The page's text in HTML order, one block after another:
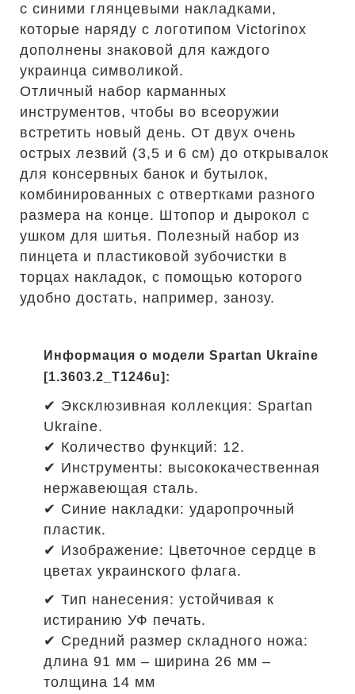
с синими глянцевыми накладками,
которые наряду с логотипом Victorinox
дополнены знаковой для каждого
украинца символикой.
Отличный набор карманных
инструментов, чтобы во всеоружии
встретить новый день. От двух очень
острых лезвий (3,5 и 6 см) до открывалок
для консервных банок и бутылок,
комбинированных с отвертками разного
размера на конце. Штопор и дырокол с
ушком для шитья. Полезный набор из
пинцета и пластиковой зубочистки в
торцах накладок, с помощью которого
удобно достать, например, занозу.
Информация о модели Spartan Ukraine
[1.3603.2_T1246u]:
✔ Эксклюзивная коллекция: Spartan
Ukraine.
✔ Количество функций: 12.
✔ Инструменты: высококачественная
нержавеющая сталь.
✔ Синие накладки: ударопрочный
пластик.
✔ Изображение: Цветочное сердце в
цветах украинского флага.
✔ Тип нанесения: устойчивая к
истиранию УФ печать.
✔ Средний размер складного ножа:
длина 91 мм – ширина 26 мм –
толщина 14 мм